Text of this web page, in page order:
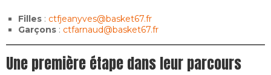
Filles : ctfjeanyves@basket67.fr
Garçons : ctfarnaud@basket67.fr
Une première étape dans leur parcours